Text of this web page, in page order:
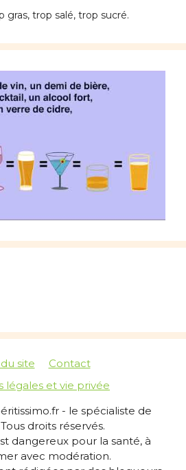
gras, trop salé, trop sucré.
site
Contact
légales et vie privée
- le spécialiste de
droits réservés.
dangereux pour la santé, à
avec modération.